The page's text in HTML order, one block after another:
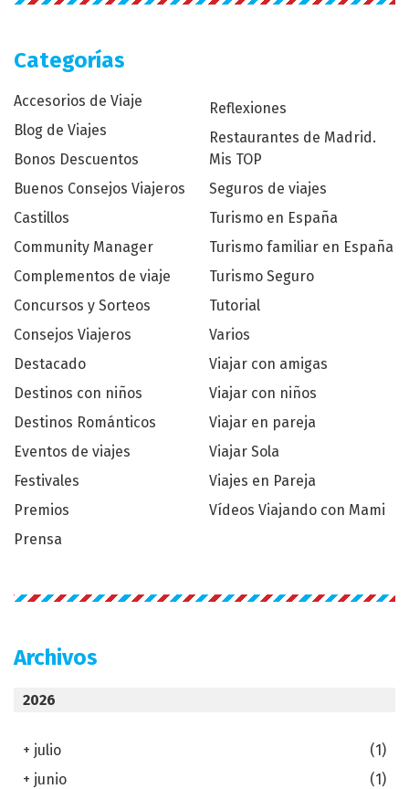
Categorías
Accesorios de Viaje
Blog de Viajes
Bonos Descuentos
Buenos Consejos Viajeros
Castillos
Community Manager
Complementos de viaje
Concursos y Sorteos
Consejos Viajeros
Destacado
Destinos con niños
Destinos Románticos
Eventos de viajes
Festivales
Premios
Prensa
Reflexiones
Restaurantes de Madrid.
Mis TOP
Seguros de viajes
Turismo en España
Turismo familiar en España
Turismo Seguro
Tutorial
Varios
Viajar con amigas
Viajar con niños
Viajar en pareja
Viajar Sola
Viajes en Pareja
Vídeos Viajando con Mami
Archivos
2026
+ julio
(1)
+ junio
(1)